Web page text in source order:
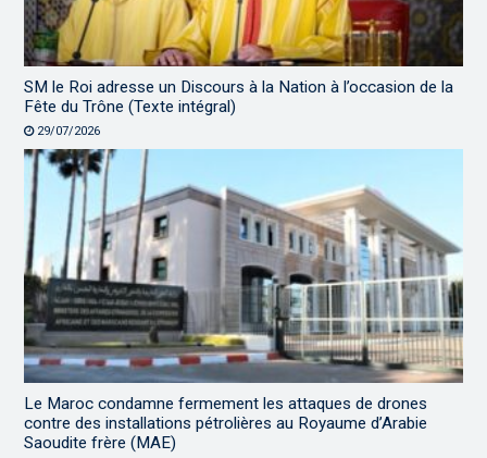
SM le Roi adresse un Discours à la Nation à l’occasion de la
Fête du Trône (Texte intégral)
29/07/2026
Le Maroc condamne fermement les attaques de drones
contre des installations pétrolières au Royaume d’Arabie
Saoudite frère (MAE)